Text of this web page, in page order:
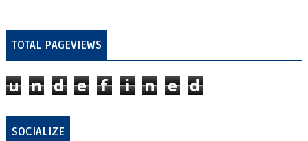
TOTAL PAGEVIEWS
u n d e f i n e d
SOCIALIZE